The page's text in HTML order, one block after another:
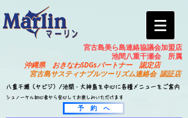
宮古島美ら島連絡協議会加盟店
​池間八重干瀬会 所属
​沖縄県 おきなわSDGsパートナー 認定店
宮古島サスティナブルツーリズム連絡会 認証店
八重干瀬（ヤビジ）/池間・大神島を中心に各種メニューをご案内
シュノーケル初心者から安心してお楽しみいただけます
予 約 へ